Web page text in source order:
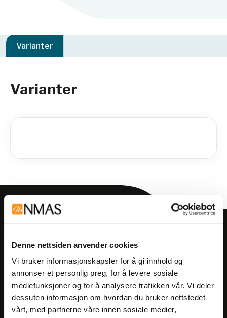
Denne nettsiden anvender cookies
Vi bruker informasjonskapsler for å gi innhold og
annonser et personlig preg, for å levere sosiale
mediefunksjoner og for å analysere trafikken vår. Vi deler
dessuten informasjon om hvordan du bruker nettstedet
vårt, med partnerne våre innen sosiale medier,
Varianter
Varianter
Få informasjon om produkter,
arrangementer og kampanjer.
Meld på nyhetsbrev